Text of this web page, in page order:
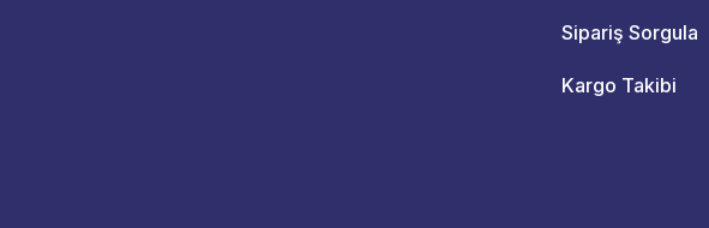
Sipariş Sorgula
Kargo Takibi